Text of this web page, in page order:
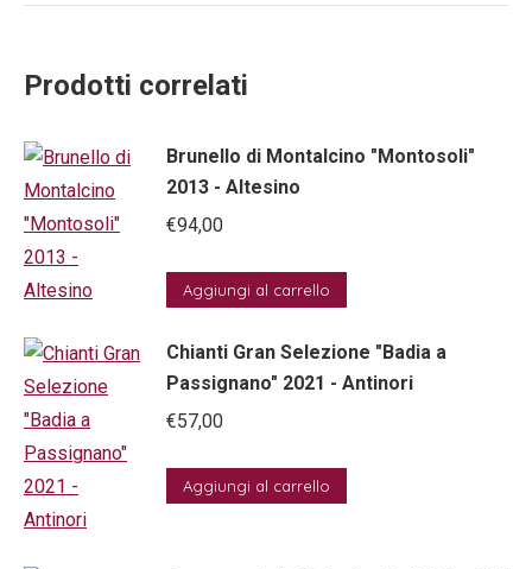
Prodotti correlati
Brunello di Montalcino "Montosoli"
2013 - Altesino
€94,00
Aggiungi al carrello
Chianti Gran Selezione "Badia a
Passignano" 2021 - Antinori
€57,00
Aggiungi al carrello